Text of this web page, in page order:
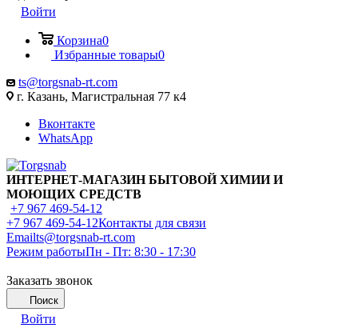
Войти
Корзина0
Избранные товары0
ts@torgsnab-rt.com
г. Казань, Магистральная 77 к4
Вконтакте
WhatsApp
ИНТЕРНЕТ-МАГАЗИН БЫТОВОЙ ХИМИИ И
МОЮЩИХ СРЕДСТВ
+7 967 469-54-12
+7 967 469-54-12Контакты для связи
Emailts@torgsnab-rt.com
Режим работыПн - Пт: 8:30 - 17:30
Заказать звонок
Поиск
Войти